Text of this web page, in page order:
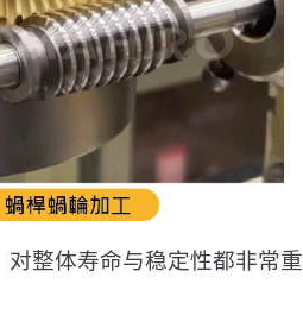
整体寿命与稳定性都非常重